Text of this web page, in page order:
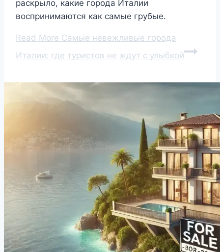
раскрыло, какие города Италии
воспринимаются как самые грубые.
Read More Самые невежливые города
Италии: где туристов не ждут с улыбкой